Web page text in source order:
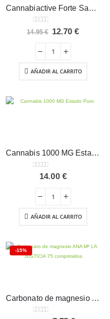
Cannabiactive Forte Santiveri 20 cápsulas
0 out of 5
14.95€ El
era:
14.95 €.
12.70€El
12.70 €.
AÑADIR AL CARRITO
Cannabis 1000 MG Estado Puro 60 perlas
out of 5
14.00 €
AÑADIR AL CARRITO
-15%
Carbonato de magnesio ANA Mª LA JUSTICIA 75 comprimidos